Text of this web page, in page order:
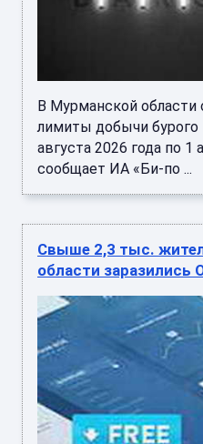
В Мурманской области
лимиты добычи бурого
августа 2026 года по 1
сообщает ИА «Би-по ...
Свыше 2,3 тыс.
области заразились